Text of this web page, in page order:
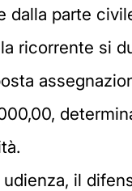
dalla parte
ricorrente si
il